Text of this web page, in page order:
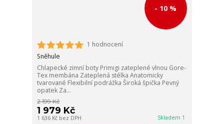
- 10 %
1 hodnocení
Sněhule
Chlapecké zimní boty Primigi zateplené vlnou Gore-
Tex membána Zateplená stélka Anatomicky
tvarované Flexibilní podrážka Široká špička Pevný
opatek Za...
2 199 Kč
1 979 Kč
1 636 Kč bez DPH Skladem 1